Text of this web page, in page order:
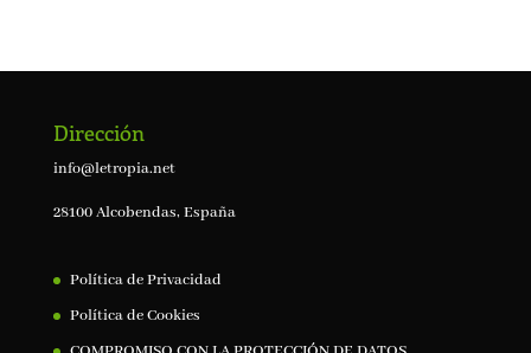
Dirección
info@letropia.net
28100 Alcobendas, España
Política de Privacidad
Política de Cookies